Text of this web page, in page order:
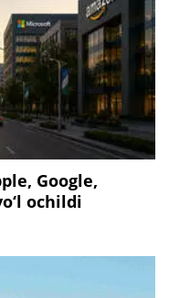
Google,
ochildi